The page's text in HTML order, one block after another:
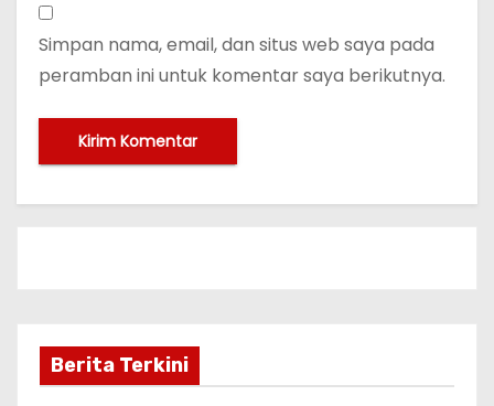
Simpan nama, email, dan situs web saya pada
peramban ini untuk komentar saya berikutnya.
Berita Terkini